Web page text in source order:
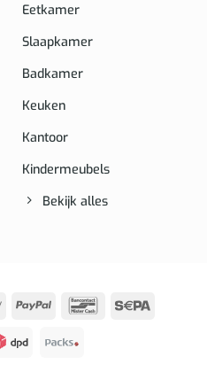
Eetkamer
Slaapkamer
Badkamer
Keuken
Kantoor
Kindermeubels
Bekijk alles
Apple
PayPal BancontactSepa